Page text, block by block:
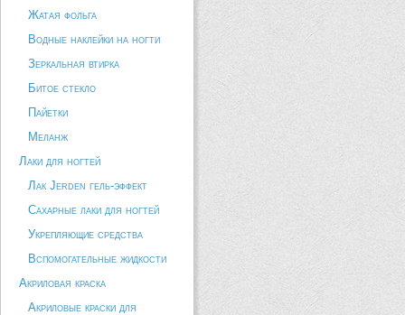
Жатая фольга
Водные наклейки на ногти
Зеркальная втирка
Битое стекло
Пайетки
Меланж
Лаки для ногтей
Лак Jerden гель-эффект
Сахарные лаки для ногтей
Укрепляющие средства
Вспомогательные жидкости
Акриловая краска
Акриловые краски для